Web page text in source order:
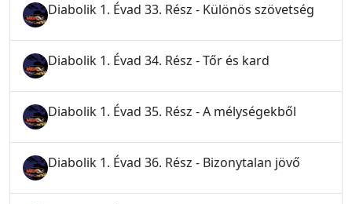
Diabolik 1. Évad 33. Rész - Különös szövetség
Diabolik 1. Évad 34. Rész - Tőr és kard
Diabolik 1. Évad 35. Rész - A mélységekből
Diabolik 1. Évad 36. Rész - Bizonytalan jövő